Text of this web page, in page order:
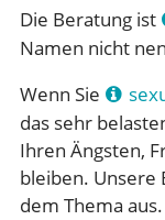
Die Beratung ist
Namen nicht
Wenn Sie
das sehr
Ihren Ängsten,
bleiben. Unsere
dem Thema aus.